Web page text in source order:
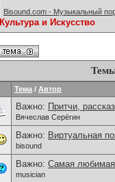
Bisound.com - Музыкальный
Культура и Искусство
Тема / Автор
Важно: Притчи,
Вячеслав Серёгин
Важно: Виртуальная
bisound
Важно: Самая любимая
musician